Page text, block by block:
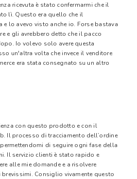
ricevuta è stato confermarmi che il
lì. Questo era quello che il
e lo avevo visto anche io. Forse bastava
e gli avrebbero detto che il pacco
Io volevo solo avere questa
un'altra volta che invece il venditore
era stata consegnato su un altro
con questo prodotto e con il
Il processo di tracciamento dell’ordine
di seguire ogni fase della
Il servizio clienti è stato rapido e
alle mie domande e a risolvere
Consiglio vivamente questo